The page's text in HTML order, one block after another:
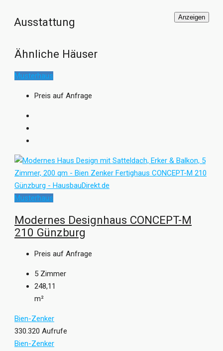
Ausstattung Anzeigen
Ähnliche Häuser
Musterhaus
Preis auf Anfrage
Musterhaus
Modernes Designhaus CONCEPT-M
210 Günzburg
Preis auf Anfrage
5 Zimmer
248,11
m²
Bien-Zenker
330.320 Aufrufe
Bien-Zenker